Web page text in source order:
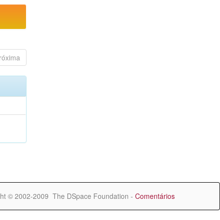
© 2002-2009 The DSpace Foundation - Comentários